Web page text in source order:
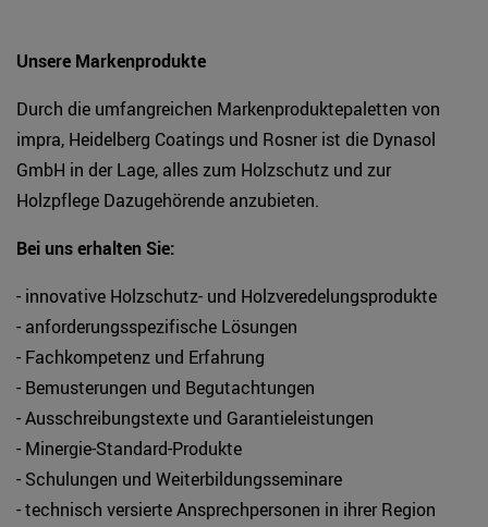
Unsere Markenprodukte
Durch die umfangreichen Markenproduktepaletten von
impra, Heidelberg Coatings und Rosner ist die Dynasol
GmbH in der Lage, alles zum Holzschutz und zur
Holzpflege Dazugehörende anzubieten.
Bei uns erhalten Sie:
- innovative Holzschutz- und Holzveredelungsprodukte
- anforderungsspezifische Lösungen
- Fachkompetenz und Erfahrung
- Bemusterungen und Begutachtungen
- Ausschreibungstexte und Garantieleistungen
- Minergie-Standard-Produkte
- Schulungen und Weiterbildungsseminare
- technisch versierte Ansprechpersonen in ihrer Region